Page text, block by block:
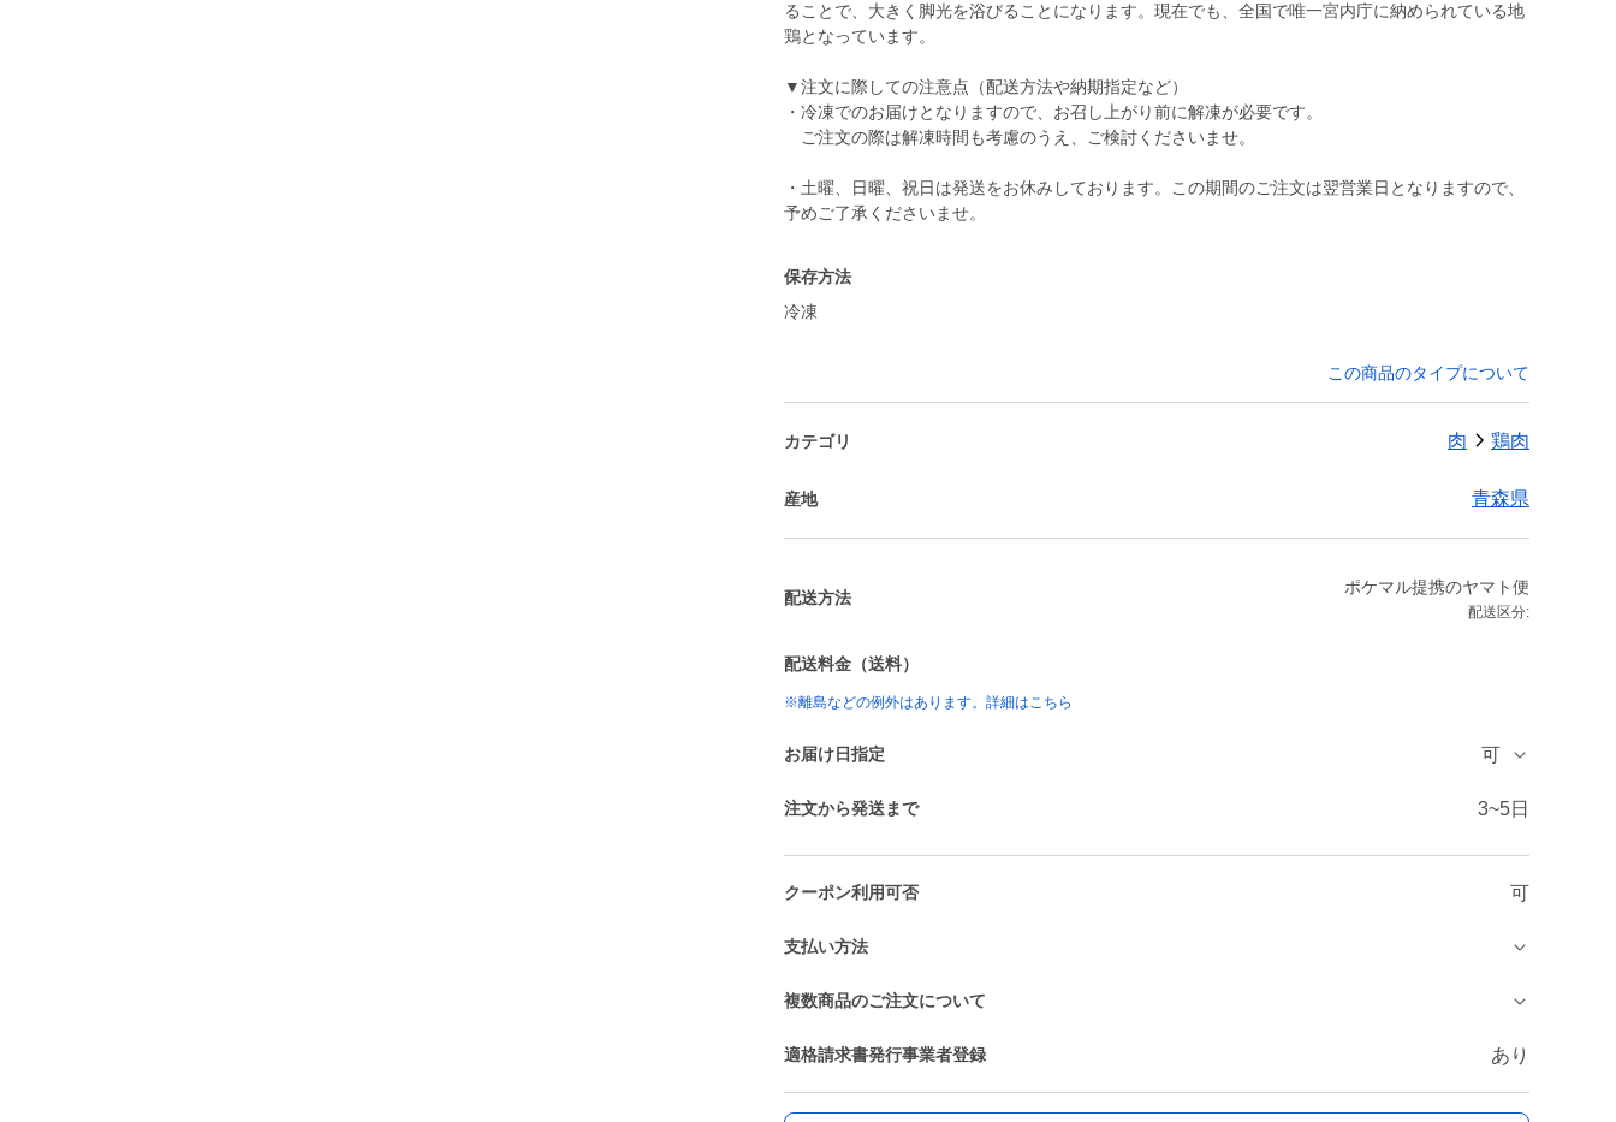
ることで、大きく脚光を浴びることになります。現在でも、全国で唯一宮内庁に納められている地
鶏となっています。
▼注文に際しての注意点（配送方法や納期指定など）
・冷凍でのお届けとなりますので、お召し上がり前に解凍が必要です。
ご注文の際は解凍時間も考慮のうえ、ご検討くださいませ。
・土曜、日曜、祝日は発送をお休みしております。この期間のご注文は翌営業日となりますので、
予めご了承くださいませ。
保存方法
冷凍
この商品のタイプについて
カテゴリ 肉 鶏肉
産地 青森県
配送方法
ポケマル提携のヤマト便
配送区分:
配送料金（送料）
※離島などの例外はあります。詳細はこちら
お届け日指定 可
注文から発送まで 3~5日
クーポン利用可否 可
支払い方法
複数商品のご注文について
適格請求書発行事業者登録 あり